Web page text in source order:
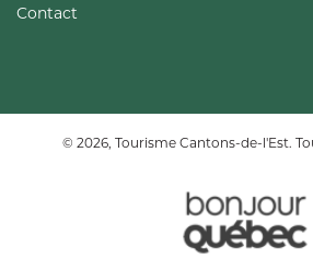
Contact
© 2026, Tourisme Cantons-de-l'Est.